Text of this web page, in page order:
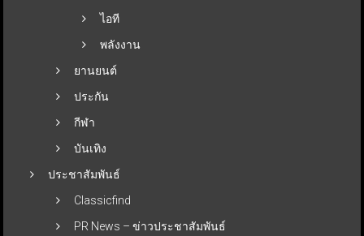
ไอที
พลังงาน
ยานยนต์
ประกัน
กีฬา
บันเทิง
ประชาสัมพันธ์
Classicfind
PR News – ข่าวประชาสัมพันธ์